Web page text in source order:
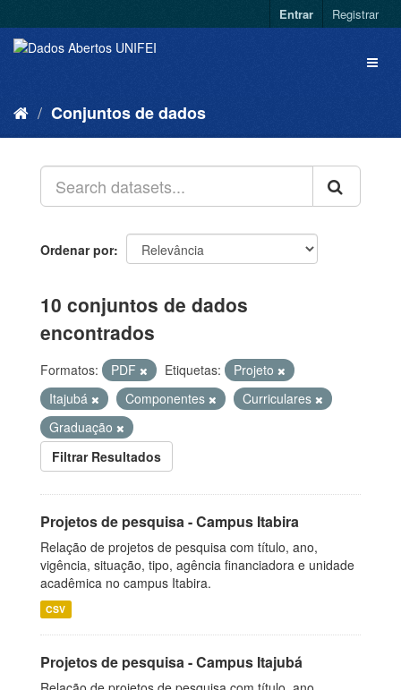
Entrar Registrar
Conjuntos de dados
Ordenar por
10 conjuntos de dados
encontrados
Formatos: PDF Etiquetas:
Projeto
Itajubá
Componentes
Curriculares
Graduação
Filtrar Resultados
Projetos de pesquisa - Campus Itabira
Relação de projetos de pesquisa com título, ano,
vigência, situação, tipo, agência financiadora e unidade
acadêmica no campus Itabira.
CSV
Projetos de pesquisa - Campus Itajubá